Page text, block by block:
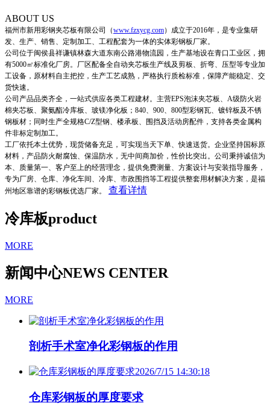
ABOUT US
福州市新用彩钢夹芯板有限公司 （www.fzxycg.com） 成立于2016年，是专业集研
发、生产、销售、定制加工、工程配套为一体的实体彩钢板厂家。
公司位于闽侯县祥谦镇林森大道东南公路港物流园，生产基地设在青口工业区，拥
有5000㎡标准化厂房。厂区配备全自动夹芯板生产线及剪板、折弯、压型等专业加
工设备，原材料自主把控，生产工艺成熟，严格执行质检标准，保障产能稳定、交
货快速。
公司产品品类齐全，一站式供应各类工程建材。主营EPS泡沫夹芯板、A级防火岩
棉夹芯板、聚氨酯冷库板、玻镁净化板；840、900、800型彩钢瓦、镀锌板及不锈
钢板材；同时生产全规格C/Z型钢、楼承板、围挡及活动房配件，支持各类金属构
件非标定制加工。
工厂依托本土优势，现货储备充足，可实现当天下单、快速送货。企业坚持国标原
材料，产品防火耐腐蚀、保温防水，无中间商加价，性价比突出。公司秉持诚信为
本、质量第一、客户至上的经营理念，提供免费测量、方案设计与安装指导服务，
专为厂房、仓库、净化车间、冷库、市政围挡等工程提供整套用材解决方案，是福
州地区靠谱的彩钢板优选厂家。
查看详情
冷库板product
MORE
新闻中心NEWS CENTER
MORE
剖析手术室净化彩钢板的作用
2026/7/15 14:30:18
仓库彩钢板的厚度要求